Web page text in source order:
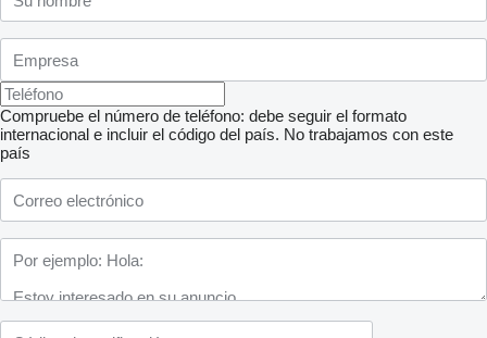
Compruebe el número de teléfono: debe seguir el formato
internacional e incluir el código del país. No trabajamos con este
país